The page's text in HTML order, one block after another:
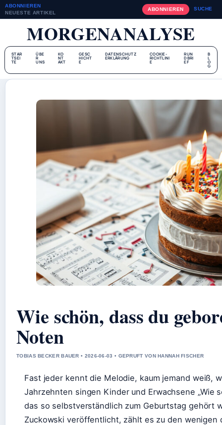
ABONNIEREN
NEUESTE ARTIKEL
ABONNIEREN SUCHE
MORGENANALYSE
STAR
TSEI
TE
ÜBE
R
UNS
KO
NT
AKT
GESC
HICHT
E
DATENSCHUTZ
ERKLÄRUNG
COOKIE-
RICHTLINI
E
RUN
DBRI
EF
B
L
O
G
Wie schön, dass du
Noten
TOBIAS BECKER BAUER • 2026-06-03 • GEPRUFT VON HANNAH FISCHER
Fast jeder kennt die Melodie, kaum jemand weiß,
Jahrzehnten singen Kinder und Erwachsene „Wie
das so selbstverständlich zum Geburtstag gehört
Zuckowski veröffentlicht, zählt es zu den